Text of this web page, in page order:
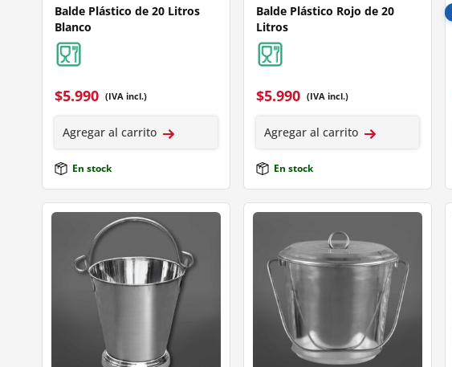
Balde Plástico de 20 Litros
Blanco
$5.990 (IVA incl.)
Agregar al carrito
En stock
Balde Plástico Rojo de 20
Litros
$5.990 (IVA incl.)
Agregar al carrito
En stock